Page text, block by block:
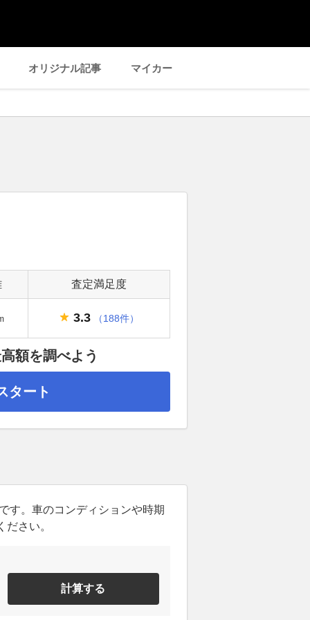
オリジナル記事 マイカー
査定満足度
3.3 （188件）
額を調べよう
タート
す。車のコンディションや時期
さい。
計算する